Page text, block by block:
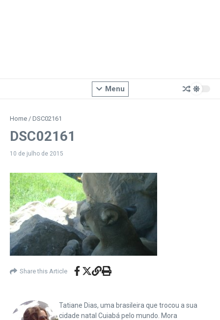
Menu
Home / DSC02161
DSC02161
10 de julho de 2015
Share this Article
Tatiane Dias, uma brasileira que trocou a sua
cidade natal Cuiabá pelo mundo. Mora